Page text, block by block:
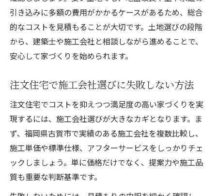
引き込みに多額の費用がかかるケースがあるため、総合
的なコストを見積もることが大切です。土地選びの段階
から、建築士や施工会社と相談しながら進めることで、
安心して家づくりを始められます。
注文住宅で施工会社選びに失敗しない方法
注文住宅でコストを抑えつつ満足度の高い家づくりを実
現するには、施工会社選びが大きなカギとなります。ま
ず、福岡県古賀市で実績のある施工会社を複数比較し、
施工単価や標準仕様、アフターサービスをしっかりチェ
ックしましょう。単に価格だけでなく、提案力や施工品
質も重要な判断基準です。